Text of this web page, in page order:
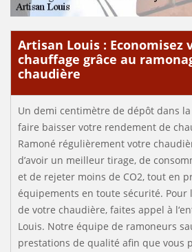
Artisan Louis : Economisez
chauffage grâce au
chaudière
Un demi centimètre de dépôt dans
faire baisser votre rendement de
Ramoné régulièrement votre
d’avoir un meilleur tirage, de
et de rejeter moins de CO2, tout en
équipements en toute sécurité. Pour
de votre chaudière, faites appel à
Louis. Notre équipe de ramoneurs
prestations de qualité afin que vous